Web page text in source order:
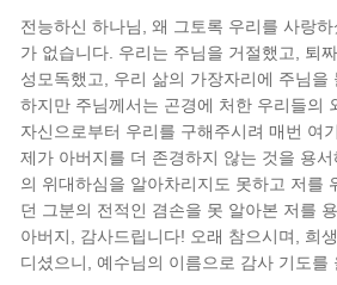
전능하신 하나님, 왜 그토록 우리를 사랑
가 없습니다. 우리는 주님을 거절했고, 퇴
성모독했고, 우리 삶의 가장자리에 주님을
하지만 주님께서는 곤경에 처한 우리들의
자신으로부터 우리를 구해주시려 매번 여
제가 아버지를 더 존경하지 않는 것을 용
의 위대하심을 알아차리지도 못하고 저를
던 그분의 전적인 겸손을 못 알아본 저를
아버지, 감사드립니다! 오래 참으시며, 희
디셨으니, 예수님의 이름으로 감사 기도를